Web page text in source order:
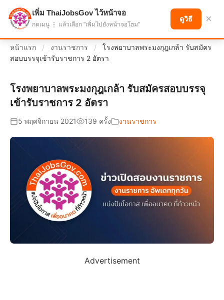
แบ่งปันโอกาส เพื่ออนาคตที่ก้าวหน้า
หน้าแรก / งานราชการ /
โรงพยาบาลพระมงกุฎเกล้า รับสมัคร
สอบบรรจุเข้ารับราชการ 2 อัตรา
โรงพยาบาลพระมงกุฎเกล้า รับสมัครสอบบรรจุ
เข้ารับราชการ 2 อัตรา
5 พฤศจิกายน 2021 139 ครั้ง งานราชการ
Advertisement
เพิ่ม ThaiJobsGov ไว้หน้าจอ
กดเมนู ⋮ แล้วเลือก "เพิ่มไปยังหน้าจอโฮม"
ดูวิธี ×